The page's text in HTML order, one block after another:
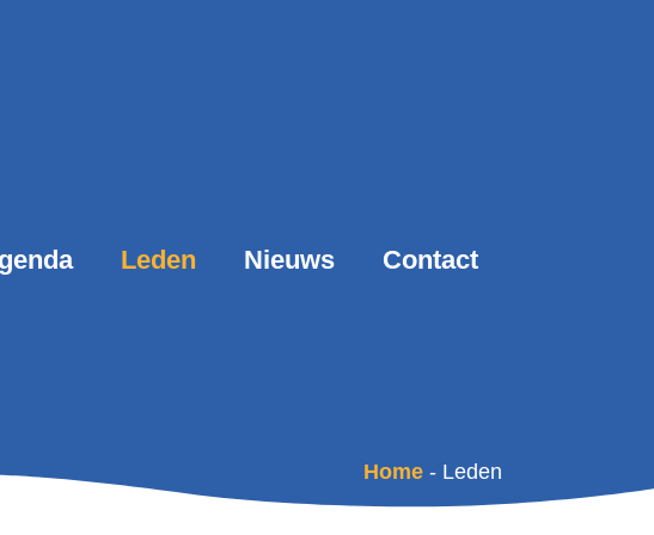
Leden Nieuws Contact
Home - Leden